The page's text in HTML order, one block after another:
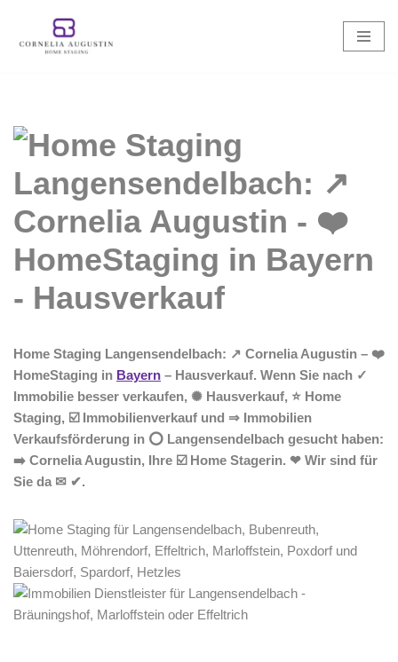
Zum
Home Staging Langensendelbach: ↗️ Cornelia Augustin – ❤️
HomeStaging in Bayern – Hausverkauf. Wenn Sie nach ✓
Immobilie besser verkaufen, ✺ Hausverkauf, ⭐ Home
Staging, ☑️ Immobilienverkauf und ⇒ Immobilien
Verkaufsförderung in ⭕ Langensendelbach gesucht haben:
➡️ Cornelia Augustin, Ihre ☑️ Home Stagerin. ❤ Wir sind für
Sie da ✉ ✔.